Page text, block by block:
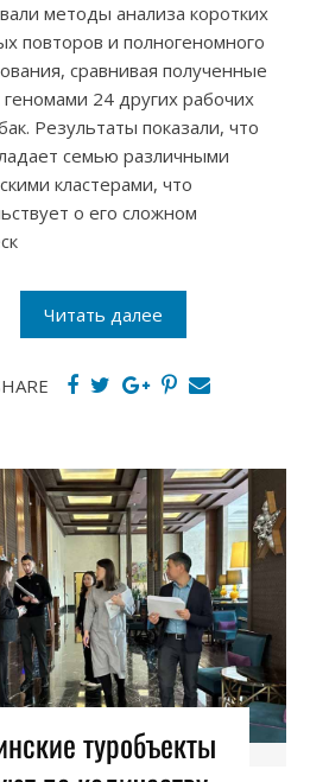
методы анализа коротких
повторов и полногеномного
сравнивая полученные
24 других рабочих
Результаты показали, что
семью различными
кластерами, что
о его сложном
Читать далее
туробъекты